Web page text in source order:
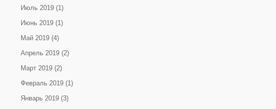
Июль 2019 (1)
Июнь 2019 (1)
Май 2019 (4)
Апрель 2019 (2)
Март 2019 (2)
Февраль 2019 (1)
Январь 2019 (3)